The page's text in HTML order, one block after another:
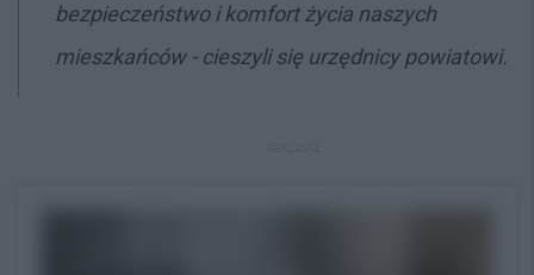
bezpieczeństwo i komfort życia naszych
mieszkańców - cieszyli się urzędnicy powiatowi.